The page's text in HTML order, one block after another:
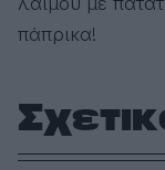
πάπρικα!